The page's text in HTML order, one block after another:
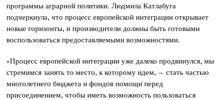
программы аграрной политики. Людмила Катлабуга
подчеркнула, что процесс европейской интеграции открывает
новые горизонты, и производители должны быть готовыми
воспользоваться предоставляемыми возможностями.
«Процесс европейской интеграции уже далеко продвинулся, мы
стремимся занять то место, к которому идем, – стать частью
многолетнего бюджета и фондов помощи перед
присоединением, чтобы иметь возможность пользоваться